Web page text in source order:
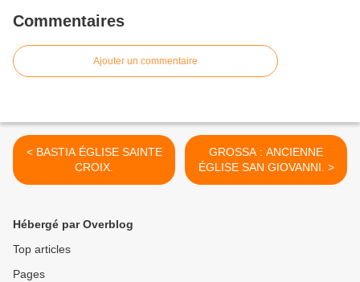
Commentaires
Ajouter un commentaire
< BASTIA ÉGLISE SAINTE
CROIX.
GROSSA : ANCIENNE
ÉGLISE SAN GIOVANNI. >
Hébergé par Overblog
Top articles
Pages